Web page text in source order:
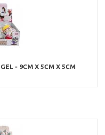
- 9CM X 5CM X 5CM